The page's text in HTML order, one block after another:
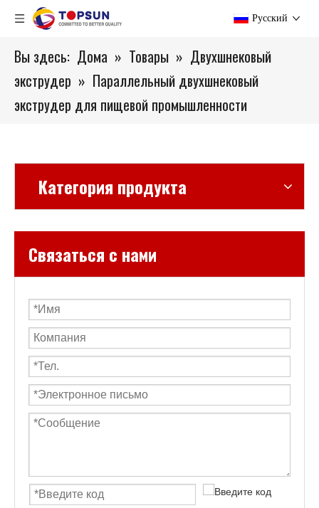
Pусский
Вы здесь: Дома » Товары » Двухшнековый
экструдер » Параллельный двухшнековый
экструдер для пищевой промышленности
Категория продукта
Связаться с нами